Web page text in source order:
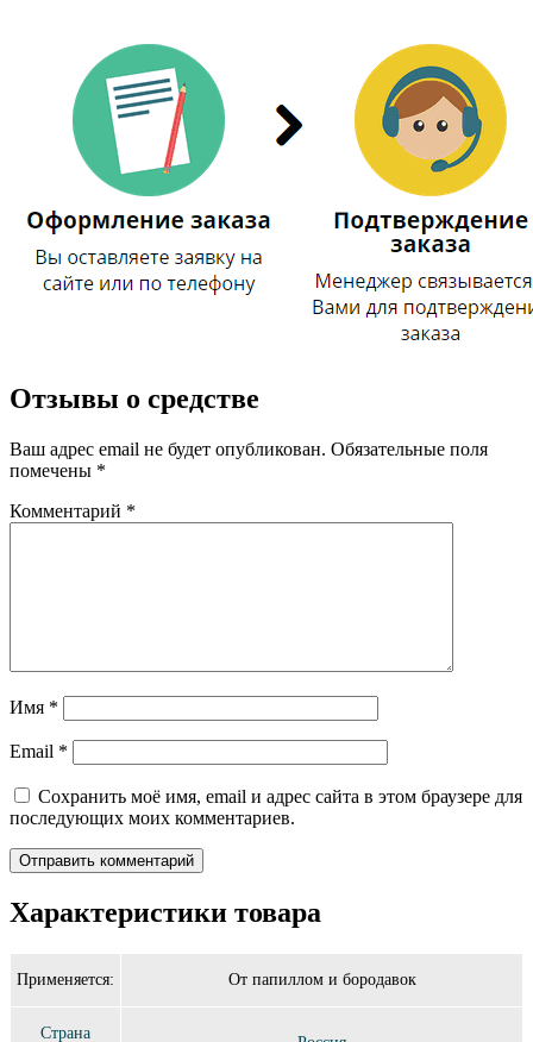
Отзывы о средстве
Ваш адрес email не будет опубликован. Обязательные поля
помечены *
Комментарий *
Имя *
Email *
Сохранить моё имя, email и адрес сайта в этом браузере для
последующих моих комментариев.
Характеристики товара
Применяется: От папиллом и бородавок
Страна